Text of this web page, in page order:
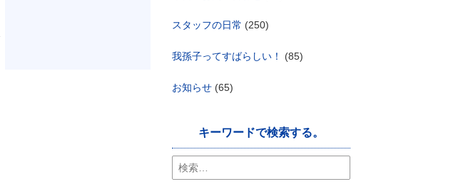
スタッフの日常 (250)
我孫子ってすばらしい！ (85)
お知らせ (65)
キーワードで検索する。
検
索: